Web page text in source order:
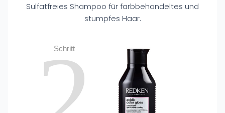
Sulfatfreies Shampoo für farbbehandeltes und
stumpfes Haar.
Schritt